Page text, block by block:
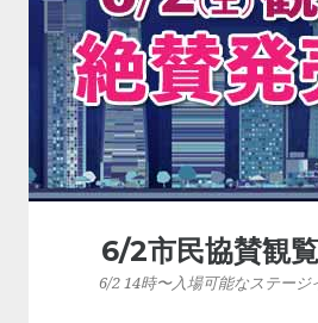
6/2市民協賛観
6/2 14時〜入場可能なステージ